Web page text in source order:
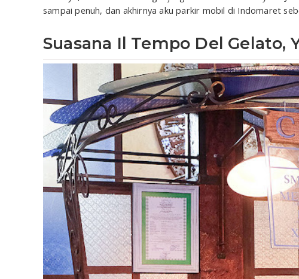
sampai penuh, dan akhirnya aku parkir mobil di Indomaret
Suasana Il Tempo Del Gelato,